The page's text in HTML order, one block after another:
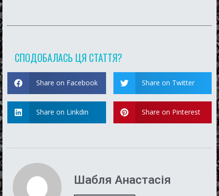
СПОДОБАЛАСЬ ЦЯ СТАТТЯ?
Share on Facebook Share on Twitter
Share on Linkdin Share on Pinterest
Шабля Анастасія